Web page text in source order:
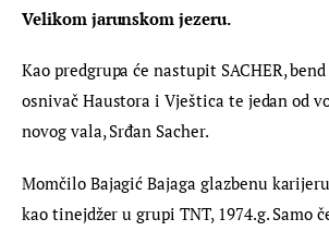
Velikom jarunskom jezeru.
Kao predgrupa će nastupit SACHER,
osnivač Haustora i Vještica te jedan od
novog vala, Srđan Sacher.
Momčilo Bajagić Bajaga glazbenu
kao tinejdžer u grupi TNT, 1974.g. Samo